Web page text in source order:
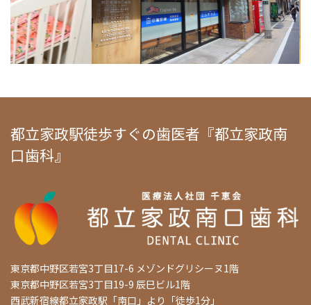
都立家政駅徒歩すぐの歯医者『都立家政南
口歯科』
東京都中野区若宮3丁目17-6 メゾンドグリシーヌ1階
東京都中野区若宮3丁目19-9 辰巳ビル1階
西武新宿線都立家政駅「南口」より「徒歩1分」